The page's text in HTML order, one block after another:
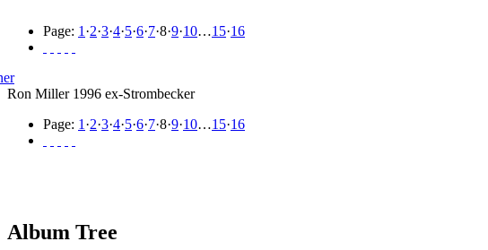
Page: 1 ·2·3·4·5·6·7·8·9·10…15·16
Ron Miller 1996 ex-Strombecker
Page: 1 ·2·3·4·5·6·7·8·9·10…15·16
Album Tree